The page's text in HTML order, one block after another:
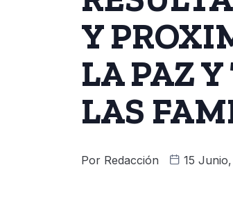
Y
LA PAZ
LAS
Por Redacción 15